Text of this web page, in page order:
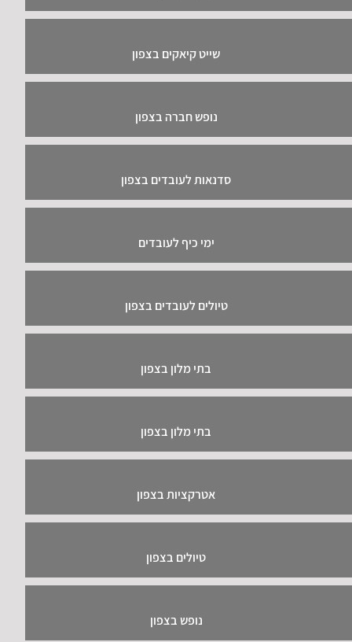
שייט קיאקים בצפון
נופש חברה בצפון
סדנאות לעובדים בצפון
ימי כיף לעובדים
טיולים לעובדים בצפון
בתי מלון בצפון
בתי מלון בצפון
אטרקציות בצפון
טיולים בצפון
נופש בצפון